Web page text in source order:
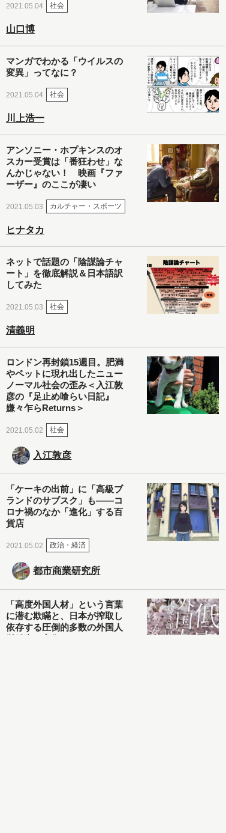
2021.05.04 社会
山口博
マンガでわかる「ウイルスの
変異」ってなに？
2021.05.04 社会
川上浩一
アンソニー・ホプキンスのオ
スカー受賞は「番狂わせ」な
んかじゃない！ 映画『ファ
ーザー』のここが凄い
2021.05.03 カルチャー・スポーツ
ヒナタカ
ネットで話題の「陰謀論チャ
ート」を徹底解説＆日本語訳
してみた
2021.05.03 社会
清義明
ロンドン再封鎖15週目。肥満
やペットに現れ出したニュー
ノーマル社会の歪み＜入江敦
彦の『足止め喰らい日記』
嫌々乍らReturns＞
2021.05.02 社会
入江敦彦
「ケーキの出前」に「高級ブ
ランドのサブスク」も――コ
ロナ禍のなか「進化」する百
貨店
2021.05.02 政治・経済
都市商業研究所
「高度外国人材」という言葉
に潜む欺瞞と、日本が搾取し
依存する圧倒的多数の外国人